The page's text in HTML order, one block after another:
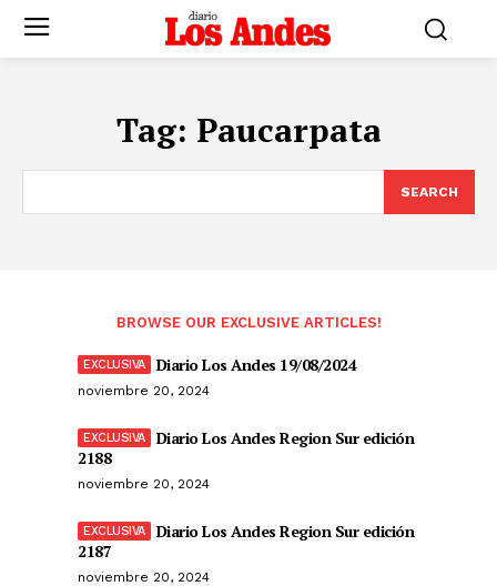
Tag: Paucarpata
SEARCH
BROWSE OUR EXCLUSIVE ARTICLES!
Diario Los Andes 19/08/2024
noviembre 20, 2024
Diario Los Andes Region Sur edición
2188
noviembre 20, 2024
Diario Los Andes Region Sur edición
2187
noviembre 20, 2024